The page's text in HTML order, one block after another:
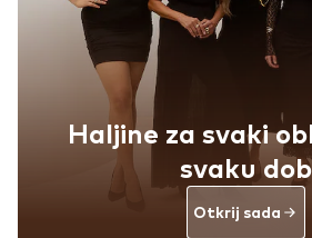
Haljine za svaki
svaku dob
Otkrij sada